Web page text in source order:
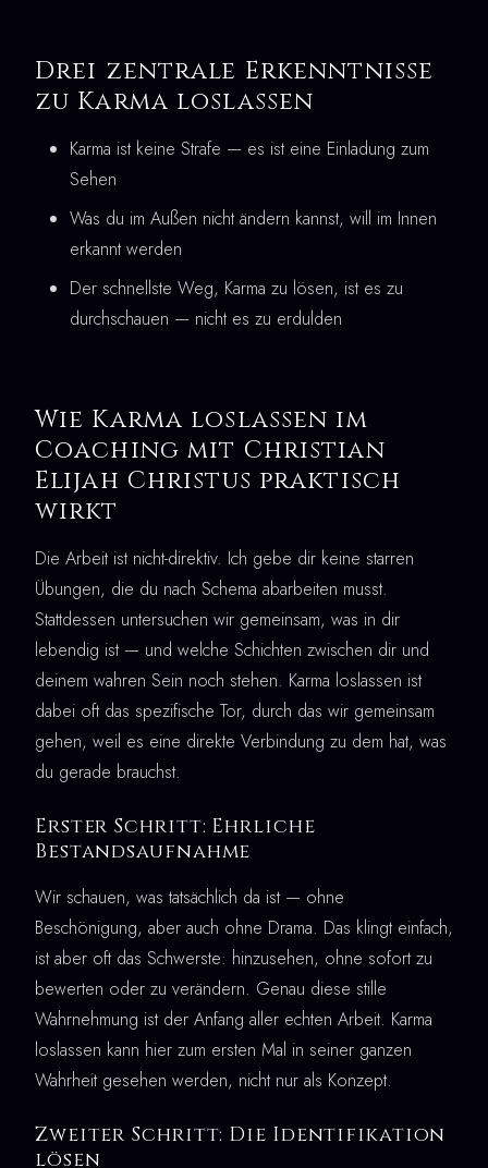
Drei zentrale Erkenntnisse
zu Karma loslassen
Karma ist keine Strafe — es ist eine Einladung zum
Sehen
Was du im Außen nicht ändern kannst, will im Innen
erkannt werden
Der schnellste Weg, Karma zu lösen, ist es zu
durchschauen — nicht es zu erdulden
Wie Karma loslassen im
Coaching mit Christian
Elijah Christus praktisch
wirkt
Die Arbeit ist nicht-direktiv. Ich gebe dir keine starren
Übungen, die du nach Schema abarbeiten musst.
Stattdessen untersuchen wir gemeinsam, was in dir
lebendig ist — und welche Schichten zwischen dir und
deinem wahren Sein noch stehen. Karma loslassen ist
dabei oft das spezifische Tor, durch das wir gemeinsam
gehen, weil es eine direkte Verbindung zu dem hat, was
du gerade brauchst.
Erster Schritt: Ehrliche
Bestandsaufnahme
Wir schauen, was tatsächlich da ist — ohne
Beschönigung, aber auch ohne Drama. Das klingt einfach,
ist aber oft das Schwerste: hinzusehen, ohne sofort zu
bewerten oder zu verändern. Genau diese stille
Wahrnehmung ist der Anfang aller echten Arbeit. Karma
loslassen kann hier zum ersten Mal in seiner ganzen
Wahrheit gesehen werden, nicht nur als Konzept.
Zweiter Schritt: Die Identifikation
lösen